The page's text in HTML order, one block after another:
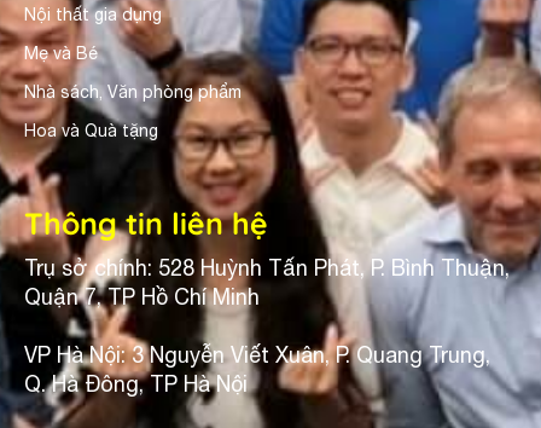
Nội thất gia dụng
Mẹ và Bé
Nhà sách, Văn phòng phẩm
Hoa và Quà tặng
Thông tin liên hệ
Trụ sở chính: 528 Huỳnh Tấn Phát, P. Bình Thuận,
Quận 7, TP Hồ Chí Minh
VP Hà Nội: 3 Nguyễn Viết Xuân, P. Quang Trung,
Q. Hà Đông, TP Hà Nội